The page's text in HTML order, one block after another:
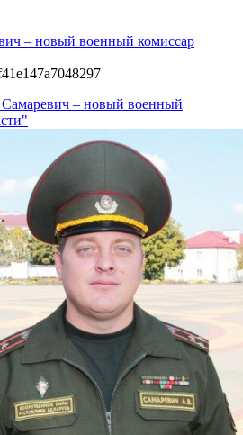
– новый военный комиссар
– новый военный